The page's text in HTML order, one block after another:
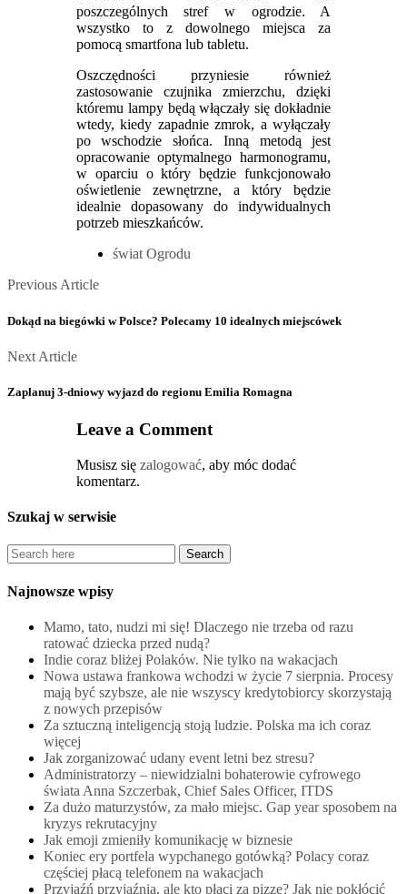
poszczególnych stref w ogrodzie. A
wszystko to z dowolnego miejsca za
pomocą smartfona lub tabletu.
Oszczędności przyniesie również
zastosowanie czujnika zmierzchu, dzięki
któremu lampy będą włączały się dokładnie
wtedy, kiedy zapadnie zmrok, a wyłączały
po wschodzie słońca. Inną metodą jest
opracowanie optymalnego harmonogramu,
w oparciu o który będzie funkcjonowało
oświetlenie zewnętrzne, a który będzie
idealnie dopasowany do indywidualnych
potrzeb mieszkańców.
świat Ogrodu
Posts
navigation
Previous ArticlePrevious
Dokąd na biegówki w Polsce? Polecamy 10 idealnych miejscówek
Next ArticleNext
Zaplanuj 3-dniowy wyjazd do regionu Emilia Romagna
Leave a Comment
Musisz się zalogować, aby móc dodać
komentarz.
Szukaj w serwisie
Najnowsze wpisy
Mamo, tato, nudzi mi się! Dlaczego nie trzeba od razu
ratować dziecka przed nudą?
Indie coraz bliżej Polaków. Nie tylko na wakacjach
Nowa ustawa frankowa wchodzi w życie 7 sierpnia. Procesy
mają być szybsze, ale nie wszyscy kredytobiorcy skorzystają
z nowych przepisów
Za sztuczną inteligencją stoją ludzie. Polska ma ich coraz
więcej
Jak zorganizować udany event letni bez stresu?
Administratorzy – niewidzialni bohaterowie cyfrowego
świata Anna Szczerbak, Chief Sales Officer, ITDS
Za dużo maturzystów, za mało miejsc. Gap year sposobem na
kryzys rekrutacyjny
Jak emoji zmieniły komunikację w biznesie
Koniec ery portfela wypchanego gotówką? Polacy coraz
częściej płacą telefonem na wakacjach
Przyjaźń przyjaźnią, ale kto płaci za pizzę? Jak nie pokłócić